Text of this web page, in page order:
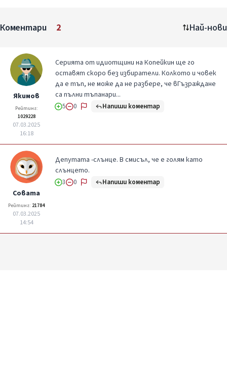
Коментари 2 Най-нови
Якимов
Рейтинг:
1029228
07.03.2025
16:18
Серията от идиотщини на Копейкин ще го
оставят скоро без избиратели. Колкото и човек
да е тъп, не може да не разбере, че вГъзраждане
са пълни тъпанари...
5 0 Напиши коментар
Совата
Рейтинг: 21784
07.03.2025
14:54
Депутата -слънце. В смисъл, че е голям като
слънцето.
3 0 Напиши коментар